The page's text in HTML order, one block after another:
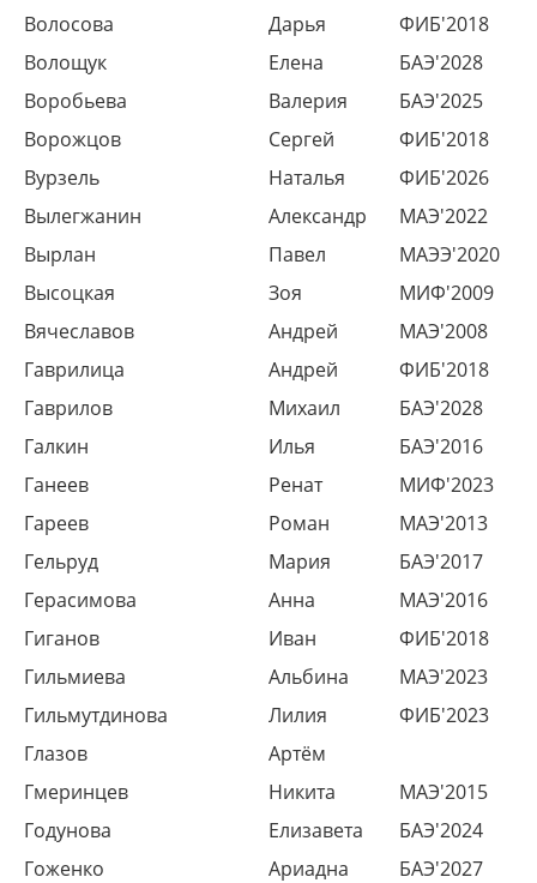
Волосова
Дарья
ФИБ'2018
Волощук
Елена
БАЭ'2028
Воробьева
Валерия
БАЭ'2025
Ворожцов
Сергей
ФИБ'2018
Вурзель
Наталья
ФИБ'2026
Вылегжанин
Александр
МАЭ'2022
Вырлан
Павел
МАЭЭ'2020
Высоцкая
Зоя
МИФ'2009
Вячеславов
Андрей
МАЭ'2008
Гаврилица
Андрей
ФИБ'2018
Гаврилов
Михаил
БАЭ'2028
Галкин
Илья
БАЭ'2016
Ганеев
Ренат
МИФ'2023
Гареев
Роман
МАЭ'2013
Гельруд
Мария
БАЭ'2017
Герасимова
Анна
МАЭ'2016
Гиганов
Иван
ФИБ'2018
Гильмиева
Альбина
МАЭ'2023
Гильмутдинова
Лилия
ФИБ'2023
Глазов
Артём
Гмеринцев
Никита
МАЭ'2015
Годунова
Елизавета
БАЭ'2024
Гоженко
Ариадна
БАЭ'2027